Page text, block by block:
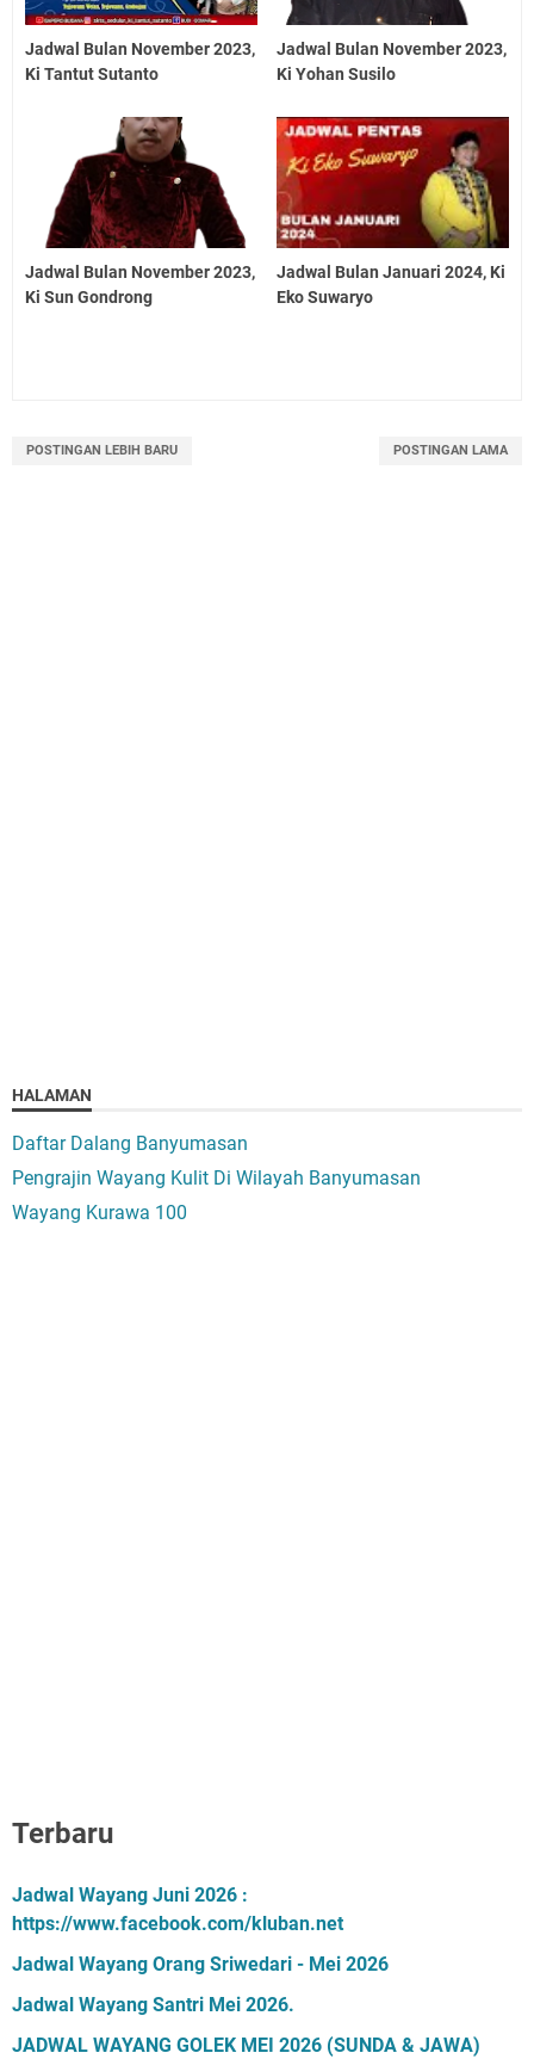
Jadwal Bulan November 2023,
Ki Tantut Sutanto
Jadwal Bulan November 2023,
Ki Yohan Susilo
Jadwal Bulan November 2023,
Ki Sun Gondrong
Jadwal Bulan Januari 2024, Ki
Eko Suwaryo
POSTINGAN LEBIH BARU POSTINGAN LAMA
HALAMAN
Daftar Dalang Banyumasan
Pengrajin Wayang Kulit Di Wilayah Banyumasan
Wayang Kurawa 100
Terbaru
Jadwal Wayang Juni 2026 :
https://www.facebook.com/kluban.net
Jadwal Wayang Orang Sriwedari - Mei 2026
Jadwal Wayang Santri Mei 2026.
JADWAL WAYANG GOLEK MEI 2026 (SUNDA & JAWA)